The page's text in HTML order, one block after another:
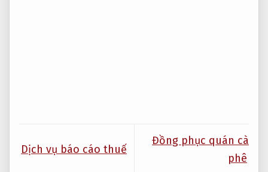
Dịch vụ báo cáo thuế
Đồng phục quán cà
phê